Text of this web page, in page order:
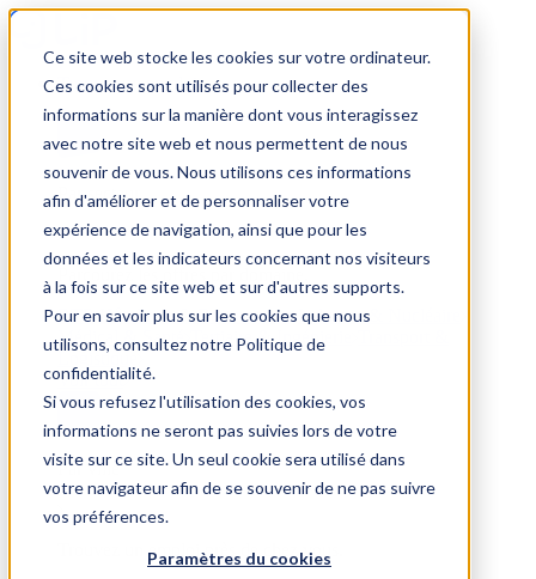
Ce site web stocke les cookies sur votre ordinateur.
Ces cookies sont utilisés pour collecter des
informations sur la manière dont vous interagissez
avec notre site web et nous permettent de nous
souvenir de vous. Nous utilisons ces informations
afin d'améliorer et de personnaliser votre
expérience de navigation, ainsi que pour les
données et les indicateurs concernant nos visiteurs
à la fois sur ce site web et sur d'autres supports.
Pour en savoir plus sur les cookies que nous
utilisons, consultez notre Politique de
confidentialité.
Si vous refusez l'utilisation des cookies, vos
informations ne seront pas suivies lors de votre
visite sur ce site. Un seul cookie sera utilisé dans
votre navigateur afin de se souvenir de ne pas suivre
vos préférences.
Paramètres du cookies
Trouver un emploi
Par secteur
BTP Hôtellerie & Restauration Industrie & Nucléaire
Médical & Santé
Tertiaire & Ingénierie
Logistique
Voir tout
Par ville
Trouvez un emploi près de chez vous.